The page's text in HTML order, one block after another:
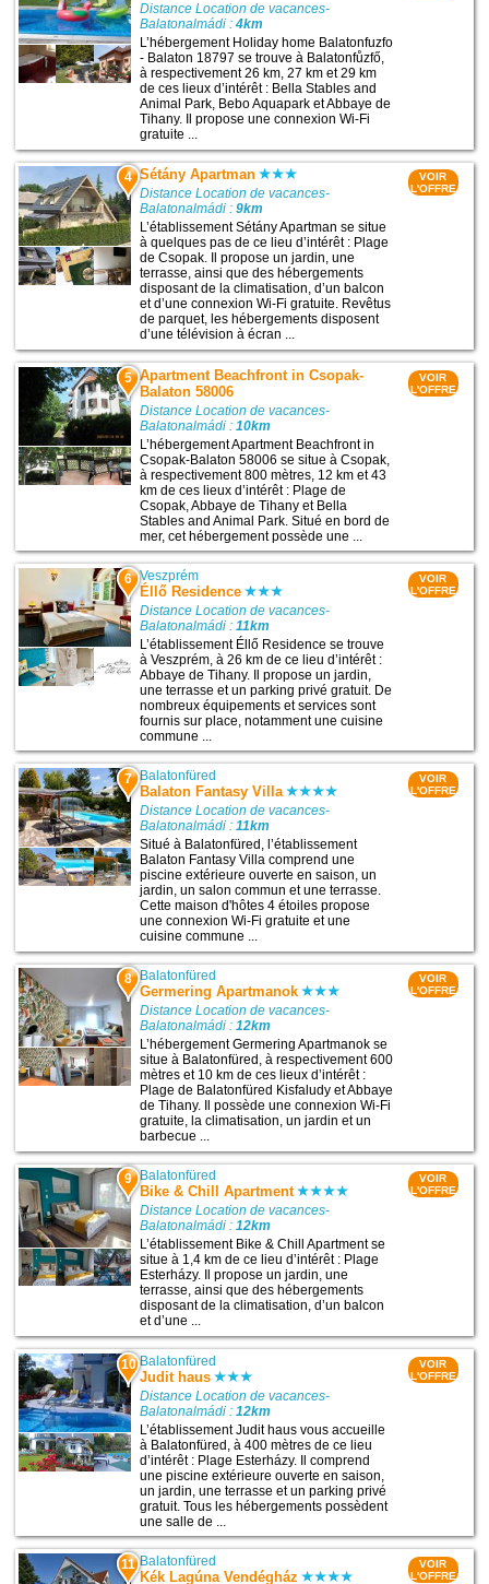
Distance Location de vacances-
Balatonalmádi :4km
L’hébergement Holiday home Balatonfuzfo
- Balaton 18797 se trouve à Balatonfůzfő,
à respectivement 26 km, 27 km et 29 km
de ces lieux d’intérêt : Bella Stables and
Animal Park, Bebo Aquapark et Abbaye de
Tihany. Il propose une connexion Wi-Fi
gratuite ...
4 Sétány Apartman
Distance Location de vacances-
Balatonalmádi :9km
L’établissement Sétány Apartman se situe
à quelques pas de ce lieu d’intérêt : Plage
de Csopak. Il propose un jardin, une
terrasse, ainsi que des hébergements
disposant de la climatisation, d’un balcon
et d’une connexion Wi-Fi gratuite. Revêtus
de parquet, les hébergements disposent
d’une télévision à écran ...
VOIR
L'OFFRE
5 Apartment Beachfront in Csopak-
Balaton 58006
Distance Location de vacances-
Balatonalmádi :10km
L’hébergement Apartment Beachfront in
Csopak-Balaton 58006 se situe à Csopak,
à respectivement 800 mètres, 12 km et 43
km de ces lieux d’intérêt : Plage de
Csopak, Abbaye de Tihany et Bella
Stables and Animal Park. Situé en bord de
mer, cet hébergement possède une ...
VOIR
L'OFFRE
6 Veszprém
Éllő Residence
Distance Location de vacances-
Balatonalmádi :11km
L’établissement Éllő Residence se trouve
à Veszprém, à 26 km de ce lieu d’intérêt :
Abbaye de Tihany. Il propose un jardin,
une terrasse et un parking privé gratuit. De
nombreux équipements et services sont
fournis sur place, notamment une cuisine
commune ...
VOIR
L'OFFRE
7 Balatonfüred
Balaton Fantasy Villa
Distance Location de vacances-
Balatonalmádi :11km
Situé à Balatonfüred, l’établissement
Balaton Fantasy Villa comprend une
piscine extérieure ouverte en saison, un
jardin, un salon commun et une terrasse.
Cette maison d'hôtes 4 étoiles propose
une connexion Wi-Fi gratuite et une
cuisine commune ...
VOIR
L'OFFRE
8 Balatonfüred
Germering Apartmanok
Distance Location de vacances-
Balatonalmádi :12km
L’hébergement Germering Apartmanok se
situe à Balatonfüred, à respectivement 600
mètres et 10 km de ces lieux d’intérêt :
Plage de Balatonfüred Kisfaludy et Abbaye
de Tihany. Il possède une connexion Wi-Fi
gratuite, la climatisation, un jardin et un
barbecue ...
VOIR
L'OFFRE
9 Balatonfüred
Bike & Chill Apartment
Distance Location de vacances-
Balatonalmádi :12km
L’établissement Bike & Chill Apartment se
situe à 1,4 km de ce lieu d’intérêt : Plage
Esterházy. Il propose un jardin, une
terrasse, ainsi que des hébergements
disposant de la climatisation, d’un balcon
et d’une ...
VOIR
L'OFFRE
10 Balatonfüred
Judit haus
Distance Location de vacances-
Balatonalmádi :12km
L’établissement Judit haus vous accueille
à Balatonfüred, à 400 mètres de ce lieu
d’intérêt : Plage Esterházy. Il comprend
une piscine extérieure ouverte en saison,
un jardin, une terrasse et un parking privé
gratuit. Tous les hébergements possèdent
une salle de ...
VOIR
L'OFFRE
11 Balatonfüred
Kék Lagúna Vendégház
VOIR
L'OFFRE